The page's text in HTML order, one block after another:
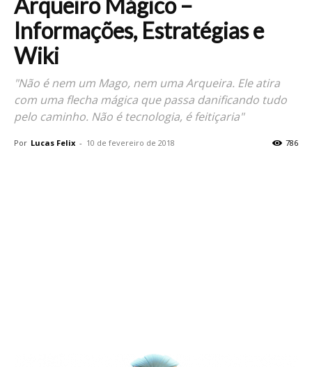
Informações, Estratégias e
Wiki
"Não é nem um Mago, nem uma Arqueira. Ele atira
com uma flecha mágica que passa danificando tudo
pelo caminho. Não é tecnologia, é feitiçaria"
Por Lucas Felix - 10 de fevereiro de 2018 786